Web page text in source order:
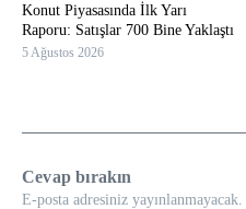
Konut Piyasasında İlk Yarı
Raporu: Satışlar 700 Bine Yaklaştı
5 Ağustos 2026
Cevap bırakın
E-posta adresiniz yayınlanmayacak.